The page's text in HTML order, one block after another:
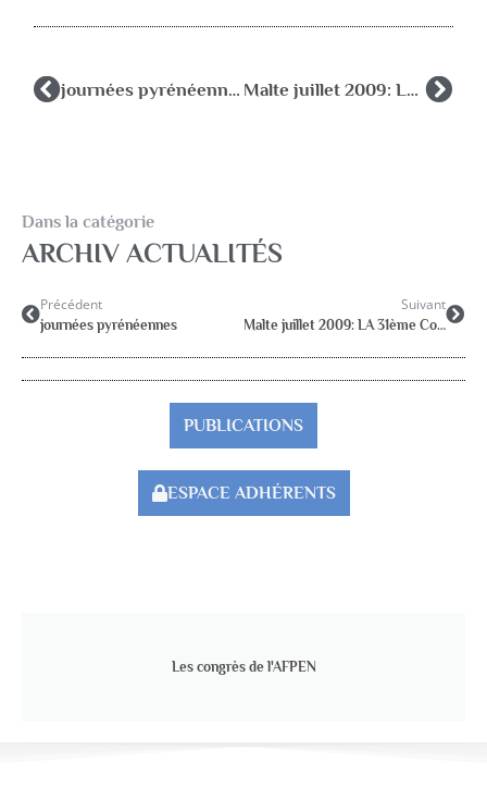
journées pyrénéennes Malte juillet 2009: LA 31ème Conférence de l’ISPA
Dans la catégorie
ARCHIV ACTUALITÉS
Précédent
journées pyrénéennes
Suivant
Malte juillet 2009: LA 31ème Conférence de l’ISPA
PUBLICATIONS
ESPACE ADHÉRENTS
Les congrès de l'AFPEN